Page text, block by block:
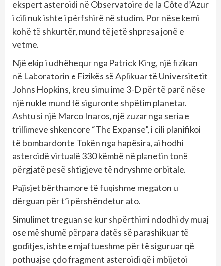
ekspert asteroidi në Observatoire de la Côte d’Azur
i cili nuk ishte i përfshirë në studim. Por nëse kemi
kohë të shkurtër, mund të jetë shpresa jonë e
vetme.
Një ekip i udhëhequr nga Patrick King, një fizikan
në Laboratorin e Fizikës së Aplikuar të Universitetit
Johns Hopkins, kreu simulime 3-D për të parë nëse
një nukle mund të siguronte shpëtim planetar.
Ashtu si një Marco Inaros, një zuzar nga seria e
trillimeve shkencore “The Expanse”, i cili planifikoi
të bombardonte Tokën nga hapësira, ai hodhi
asteroidë virtualë 330 këmbë në planetin tonë
përgjatë pesë shtigjeve të ndryshme orbitale.
Pajisjet bërthamore të fuqishme megaton u
dërguan për t’i përshëndetur ato.
Simulimet treguan se kur shpërthimi ndodhi dy muaj
ose më shumë përpara datës së parashikuar të
goditjes, ishte e mjaftueshme për të siguruar që
pothuajse çdo fragment asteroidi që i mbijetoi